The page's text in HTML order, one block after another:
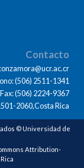
Contacto
(506) 2511-1341
Fax: (506) 2224-9367
2060,Costa Rica
© Universidad de
Attribution-